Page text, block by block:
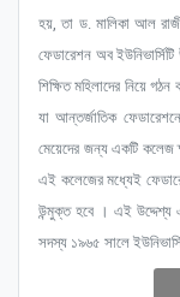
হয়, তা ড. মালিকা আল
ফেডারেশন অব
শিক্ষিত মহিলাদের নিয়ে
যা আন্তর্জাতিক
মেয়েদের জন্য একটি কলেজ
এই কলেজের মধ্যেই
উন্মুক্ত হবে । এই উদ্দেশ্য
সদস্য ১৯৬৫ সালে